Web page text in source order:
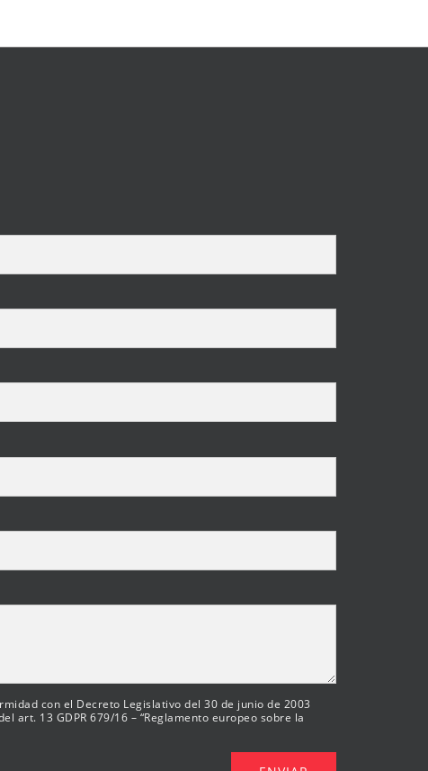
con el Decreto Legislativo del 30 de junio de 2003
art. 13 GDPR 679/16 – “Reglamento europeo sobre la